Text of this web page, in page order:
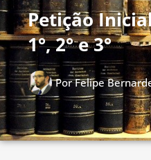
Petição
1°, 2° e 3°
PorFelipe